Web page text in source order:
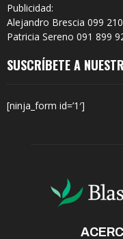
Publicidad:
Alejandro Brescia 099
Patricia Sereno 091 899
SUSCRÍBETE A
[ninja_form id=’1′]